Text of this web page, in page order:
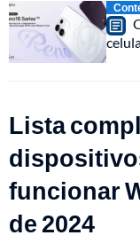
Lista
funcionar
de 2024